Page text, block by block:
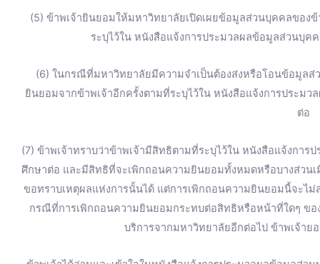
(5) ข้าพเจ้ายินยอมให้มหาวิทยาลัยเปิดเผยข้อมูลส่วนบุคคลของ
ระบุไว้ใน หนังสือแจ้งการประมวลผลข้อมูลส่วนบุค
(6) ในกรณีที่มหาวิทยาลัยมีความจำเป็นต้องส่งหรือโอนข้อมูล
ยินยอมจากข้าพเจ้าอีกครั้งตามที่ระบุไว้ใน หนังสือแจ้งการประม
ต่อ
(7) ข้าพเจ้าทราบว่าข้าพเจ้ามีสิทธิตามที่ระบุไว้ใน หนังสือแจ้งกา
ศึกษาต่อ และมีสิทธิที่จะเพิกถอนความยินยอมทั้งหมดหรือบางส่วน
ขอทราบเหตุผลแห่งการนั้นได้ แต่การเพิกถอนความยินยอมนี้จะไ
กรณีที่การเพิกถอนความยินยอมกระทบต่อสิทธิหรือหน้าที่ใดๆ ขอ
บริการจากมหาวิทยาลัยอีกต่อไป ข้าพเจ้า